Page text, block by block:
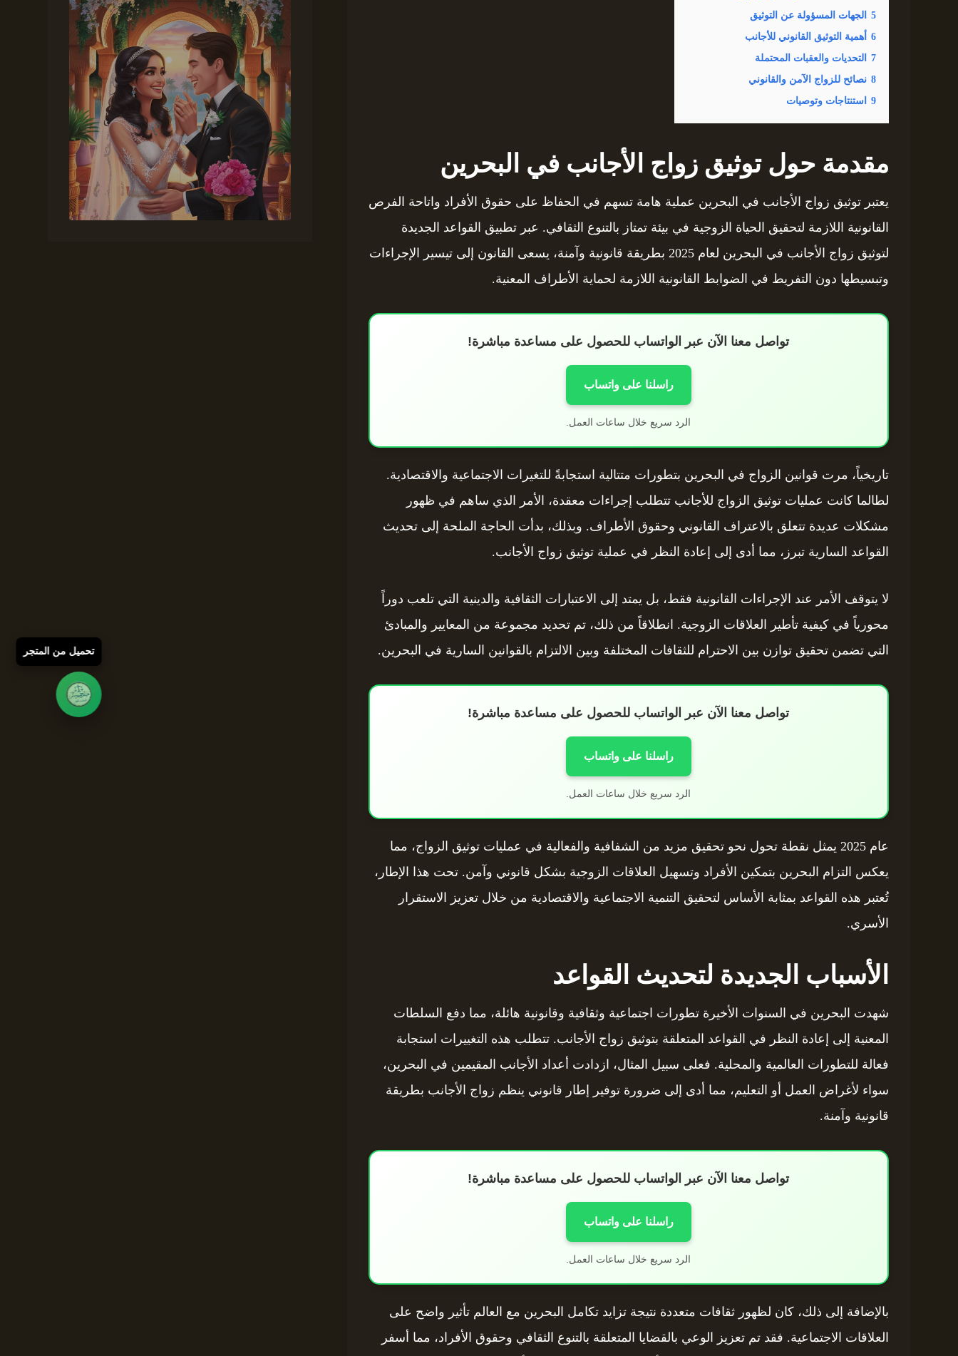
5 الجهات المسؤولة عن التوثيق
6 أهمية التوثيق القانوني للأجانب
7 التحديات والعقبات المحتملة
8 نصائح للزواج الآمن والقانوني
9 استنتاجات وتوصيات
مقدمة حول توثيق زواج الأجانب في البحرين
يعتبر توثيق زواج الأجانب في البحرين عملية هامة تسهم في الحفاظ على حقوق الأفراد واتاحة الفرص
القانونية اللازمة لتحقيق الحياة الزوجية في بيئة تمتاز بالتنوع الثقافي. عبر تطبيق القواعد الجديدة
لتوثيق زواج الأجانب في البحرين لعام 2025 بطريقة قانونية وآمنة، يسعى القانون إلى تيسير الإجراءات
وتبسيطها دون التفريط في الضوابط القانونية اللازمة لحماية الأطراف المعنية.
تواصل معنا الآن عبر الواتساب للحصول على مساعدة مباشرة!
راسلنا على واتساب
الرد سريع خلال ساعات العمل.
تاريخياً، مرت قوانين الزواج في البحرين بتطورات متتالية استجابةً للتغيرات الاجتماعية والاقتصادية.
لطالما كانت عمليات توثيق الزواج للأجانب تتطلب إجراءات معقدة، الأمر الذي ساهم في ظهور
مشكلات عديدة تتعلق بالاعتراف القانوني وحقوق الأطراف. وبذلك، بدأت الحاجة الملحة إلى تحديث
القواعد السارية تبرز، مما أدى إلى إعادة النظر في عملية توثيق زواج الأجانب.
لا يتوقف الأمر عند الإجراءات القانونية فقط، بل يمتد إلى الاعتبارات الثقافية والدينية التي تلعب دوراً
محورياً في كيفية تأطير العلاقات الزوجية. انطلاقاً من ذلك، تم تحديد مجموعة من المعايير والمبادئ
التي تضمن تحقيق توازن بين الاحترام للثقافات المختلفة وبين الالتزام بالقوانين السارية في البحرين.
تواصل معنا الآن عبر الواتساب للحصول على مساعدة مباشرة!
راسلنا على واتساب
الرد سريع خلال ساعات العمل.
عام 2025 يمثل نقطة تحول نحو تحقيق مزيد من الشفافية والفعالية في عمليات توثيق الزواج، مما
يعكس التزام البحرين بتمكين الأفراد وتسهيل العلاقات الزوجية بشكل قانوني وآمن. تحت هذا الإطار،
تُعتبر هذه القواعد بمثابة الأساس لتحقيق التنمية الاجتماعية والاقتصادية من خلال تعزيز الاستقرار
الأسري.
الأسباب الجديدة لتحديث القواعد
شهدت البحرين في السنوات الأخيرة تطورات اجتماعية وثقافية وقانونية هائلة، مما دفع السلطات
المعنية إلى إعادة النظر في القواعد المتعلقة بتوثيق زواج الأجانب. تتطلب هذه التغييرات استجابة
فعالة للتطورات العالمية والمحلية. فعلى سبيل المثال، ازدادت أعداد الأجانب المقيمين في البحرين،
سواء لأغراض العمل أو التعليم، مما أدى إلى ضرورة توفير إطار قانوني ينظم زواج الأجانب بطريقة
قانونية وآمنة.
تواصل معنا الآن عبر الواتساب للحصول على مساعدة مباشرة!
راسلنا على واتساب
الرد سريع خلال ساعات العمل.
بالإضافة إلى ذلك، كان لظهور ثقافات متعددة نتيجة تزايد تكامل البحرين مع العالم تأثير واضح على
العلاقات الاجتماعية. فقد تم تعزيز الوعي بالقضايا المتعلقة بالتنوع الثقافي وحقوق الأفراد، مما أسفر
تحميل من المتجر